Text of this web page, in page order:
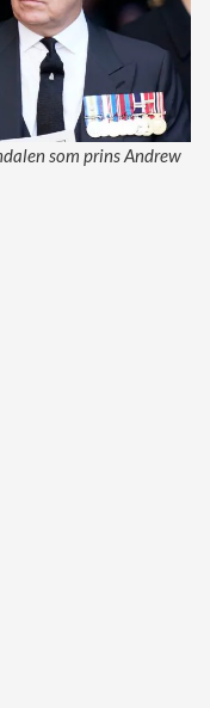
som prins Andrew